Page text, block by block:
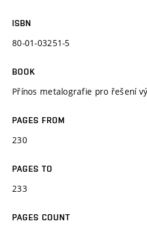
ISBN
80-01-03251-5
BOOK
Přínos metalografie pro řešení
PAGES FROM
230
PAGES TO
233
PAGES COUNT